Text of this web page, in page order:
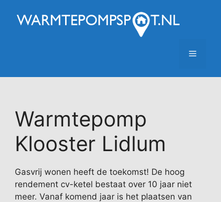
naar
Menu
Warmtepomp
Klooster Lidlum
Gasvrij wonen heeft de toekomst! De hoog
rendement cv-ketel bestaat over 10 jaar niet
meer. Vanaf komend jaar is het plaatsen van